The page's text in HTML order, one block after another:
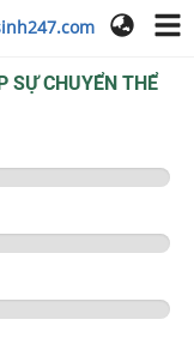
SỰ CHUYỂN THỂ